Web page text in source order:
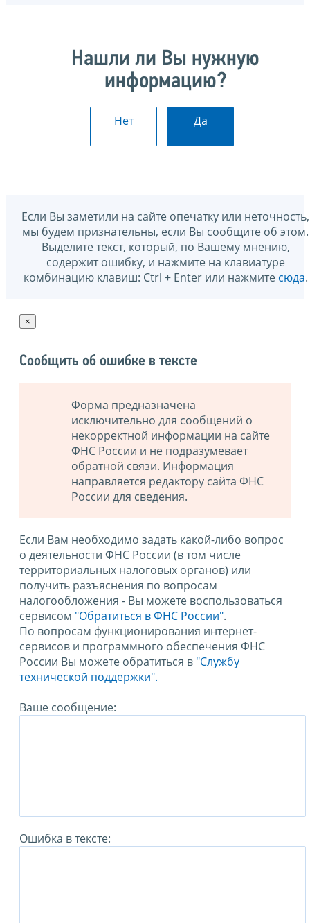
Нашли ли Вы нужную
информацию?
Нет Да
Если Вы заметили на сайте опечатку или неточность,
мы будем признательны, если Вы сообщите об этом.
Выделите текст, который, по Вашему мнению,
содержит ошибку, и нажмите на клавиатуре
комбинацию клавиш: Ctrl + Enter или нажмите сюда.
×
Сообщить об ошибке в тексте
Форма предназначена
исключительно для сообщений о
некорректной информации на сайте
ФНС России и не подразумевает
обратной связи. Информация
направляется редактору сайта ФНС
России для сведения.
Если Вам необходимо задать какой-либо вопрос
о деятельности ФНС России (в том числе
территориальных налоговых органов) или
получить разъяснения по вопросам
налогообложения - Вы можете воспользоваться
сервисом "Обратиться в ФНС России".
По вопросам функционирования интернет-
сервисов и программного обеспечения ФНС
России Вы можете обратиться в "Службу
технической поддержки".
Ваше сообщение:
Ошибка в тексте: